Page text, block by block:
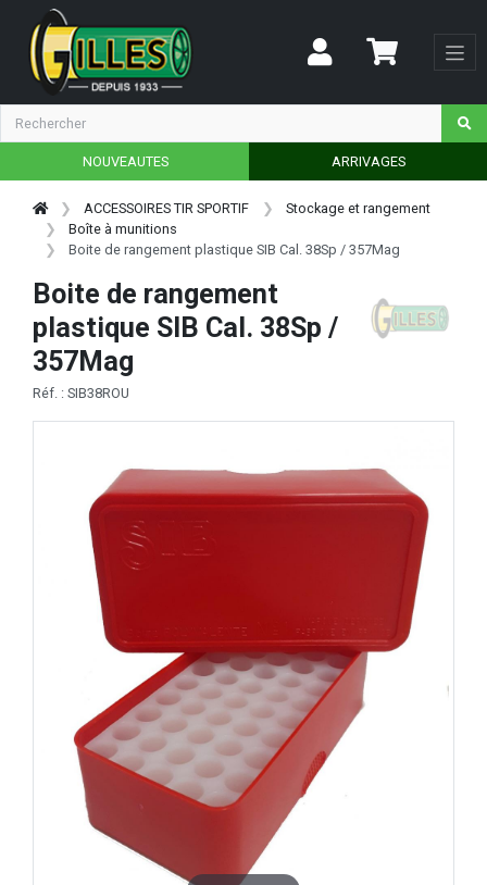
NOUVEAUTES ARRIVAGES
ACCESSOIRES TIR SPORTIF
Stockage et rangement
Boîte à munitions
Boite de rangement plastique SIB Cal. 38Sp / 357Mag
Boite de rangement
plastique SIB Cal. 38Sp /
357Mag
Réf. : SIB38ROU